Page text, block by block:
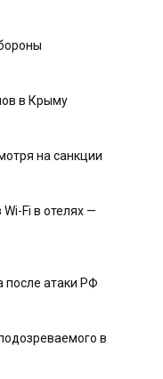
в Крыму
на санкции
Fi в отелях —
после атаки РФ
в